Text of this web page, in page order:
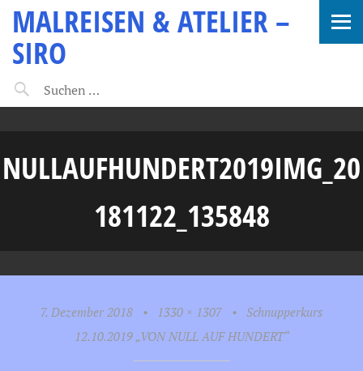
MALREISEN & ATELIER –
SIRO
NULLAUFHUNDERT2019IMG_20
181122_135848
7. Dezember 2018 • 1330 × 1307 • Schnupperkurs
12.10.2019 „VON NULL AUF HUNDERT“